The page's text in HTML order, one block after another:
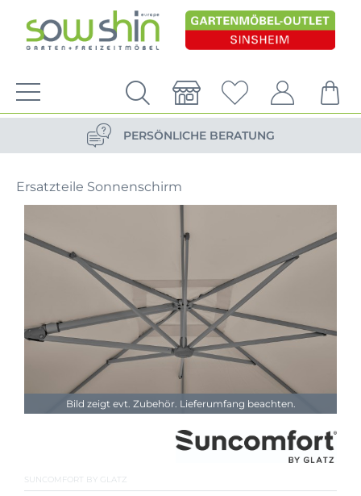
VERSANDKOSTENFREIE LIEFERUNG
PERSÖNLICHE BERATUNG
VERSANDKOSTENFREIE LIEFERUNG
PERSÖNLICHE BERATUNG
Ersatzteile Sonnenschirm
Bild zeigt evt. Zubehör. Lieferumfang beachten.
SUNCOMFORT BY GLATZ